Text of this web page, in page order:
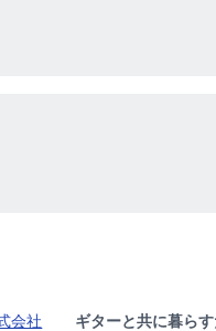
会社
ギターと共に暮ら